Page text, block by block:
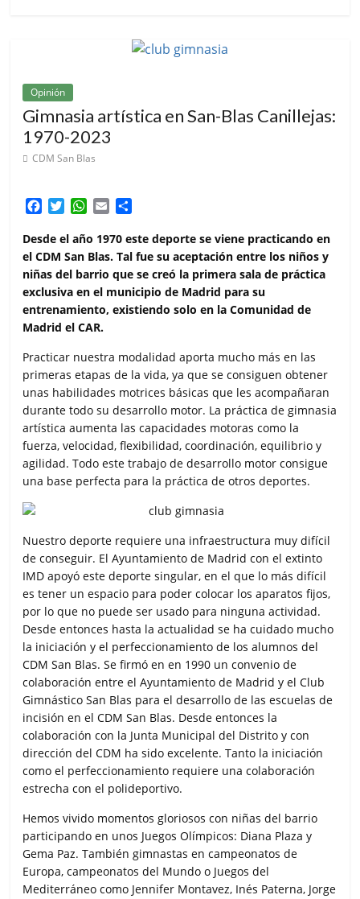
Opinión
Gimnasia artística en San-Blas Canillejas:
1970-2023
CDM San Blas
c
e
b
o
k
i
t
t
e
W
a
t
s
A
p
p
a
i
l
m
p
a
r
t
i
Desde el año 1970 este deporte se viene practicando en
el CDM San Blas. Tal fue su aceptación entre los niños y
niñas del barrio que se creó la primera sala de práctica
exclusiva en el municipio de Madrid para su
entrenamiento, existiendo solo en la Comunidad de
Madrid el CAR.
Practicar nuestra modalidad aporta mucho más en las
primeras etapas de la vida, ya que se consiguen obtener
unas habilidades motrices básicas que les acompañaran
durante todo su desarrollo motor. La práctica de gimnasia
artística aumenta las capacidades motoras como la
fuerza, velocidad, flexibilidad, coordinación, equilibrio y
agilidad. Todo este trabajo de desarrollo motor consigue
una base perfecta para la práctica de otros deportes.
Nuestro deporte requiere una infraestructura muy difícil
de conseguir. El Ayuntamiento de Madrid con el extinto
IMD apoyó este deporte singular, en el que lo más difícil
es tener un espacio para poder colocar los aparatos fijos,
por lo que no puede ser usado para ninguna actividad.
Desde entonces hasta la actualidad se ha cuidado mucho
la iniciación y el perfeccionamiento de los alumnos del
CDM San Blas. Se firmó en en 1990 un convenio de
colaboración entre el Ayuntamiento de Madrid y el Club
Gimnástico San Blas para el desarrollo de las escuelas de
incisión en el CDM San Blas. Desde entonces la
colaboración con la Junta Municipal del Distrito y con
dirección del CDM ha sido excelente. Tanto la iniciación
como el perfeccionamiento requiere una colaboración
estrecha con el polideportivo.
Hemos vivido momentos gloriosos con niñas del barrio
participando en unos Juegos Olímpicos: Diana Plaza y
Gema Paz. También gimnastas en campeonatos de
Europa, campeonatos del Mundo o Juegos del
Mediterráneo como Jennifer Montavez, Inés Paterna, Jorge